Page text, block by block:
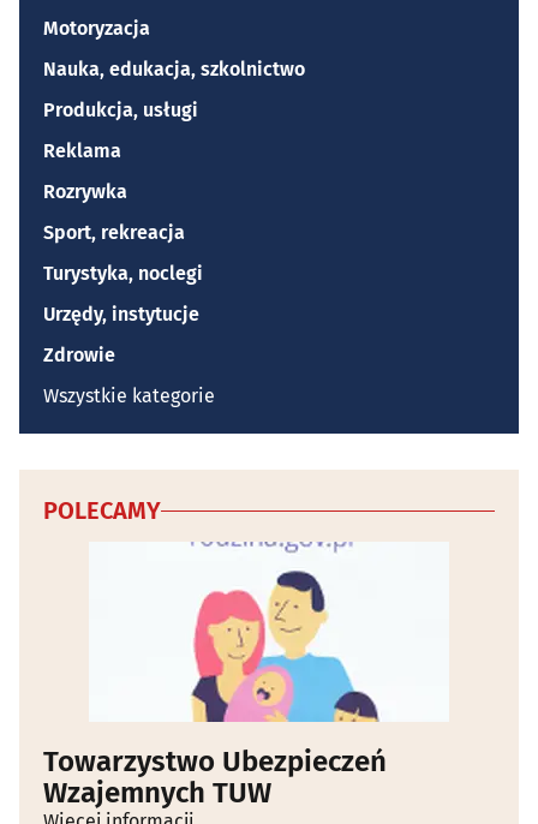
Motoryzacja
Nauka, edukacja, szkolnictwo
Produkcja, usługi
Reklama
Rozrywka
Sport, rekreacja
Turystyka, noclegi
Urzędy, instytucje
Zdrowie
Wszystkie kategorie
POLECAMY
Towarzystwo Ubezpieczeń
Wzajemnych TUW